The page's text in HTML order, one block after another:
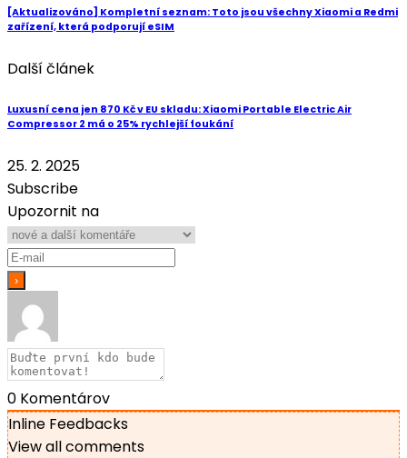
[Aktualizováno] Kompletní seznam: Toto jsou všechny Xiaomi a Redmi
zařízení, která podporují eSIM
Další článek
Luxusní cena jen 870 Kč v EU skladu: Xiaomi Portable Electric Air
Compressor 2 má o 25% rychlejší foukání
25. 2. 2025
Subscribe
Upozornit na
0 Komentárov
Inline Feedbacks
View all comments